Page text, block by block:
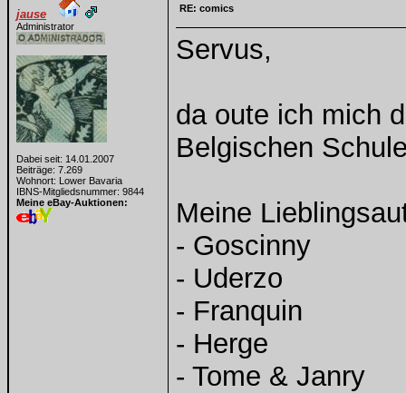
jause
Administrator
Dabei seit: 14.01.2007
Beiträge: 7.269
Wohnort: Lower Bavaria
IBNS-Mitgliedsnummer: 9844
Meine eBay-Auktionen:
RE: comics
Servus,
da oute ich mich
Belgischen
Meine
- Goscinny
- Uderzo
- Franquin
- Herge
- Tome & Janry